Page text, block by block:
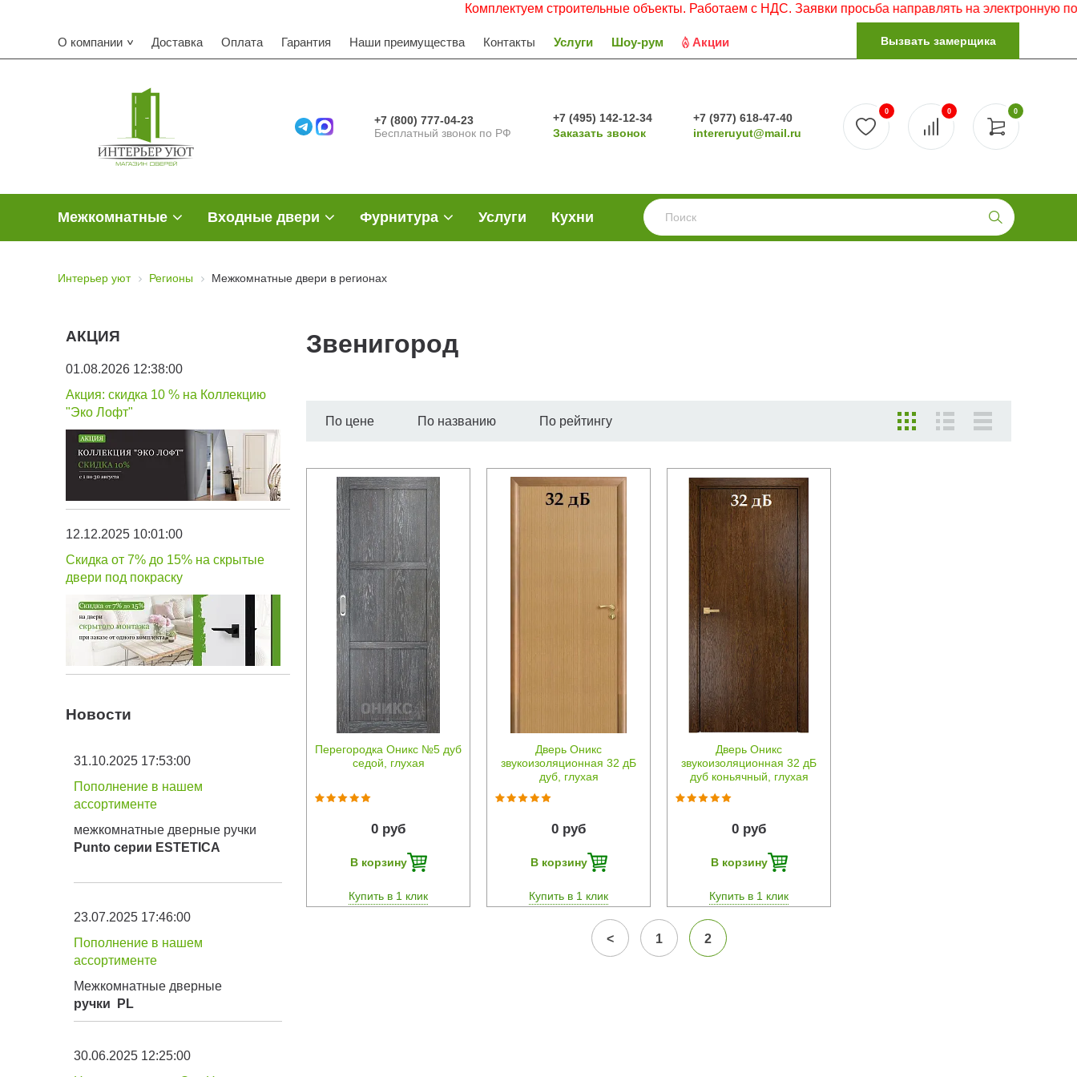
Комплектуем строительные объекты. Работаем с НДС. Заявки просьба направлять на электронную почту.
О компании Доставка Оплата Гарантия Наши преимущества Контакты Услуги Шоу-рум Акции Вызвать замерщика
+7 (800) 777-04-23
Бесплатный звонок по РФ
+7 (495) 142-12-34
Заказать звонок
+7 (977) 618-47-40
intereruyut@mail.ru
0
0 0
Межкомнатные Входные двери Фурнитура Услуги Кухни
Интерьер уют Регионы Межкомнатные двери в регионах
АКЦИЯ
01.08.2026 12:38:00
Акция: скидка 10 % на Коллекцию
"Эко Лофт"
12.12.2025 10:01:00
Скидка от 7% до 15% на скрытые
двери под покраску
Новости
31.10.2025 17:53:00
Пополнение в нашем
ассортименте
межкомнатные дверные ручки
Punto серии ESTETICA
23.07.2025 17:46:00
Пополнение в нашем
ассортименте
Межкомнатные дверные
ручки
PL
30.06.2025 12:25:00
Звенигород
По цене По названию По рейтингу
Перегородка Оникс №5 дуб
седой, глухая
Быстрый просмотр
0 руб
В корзину
Купить в 1 клик
Дверь Оникс
звукоизоляционная 32 дБ
дуб, глухая
0 руб
В корзину
Купить в 1 клик
Дверь Оникс
звукоизоляционная 32 дБ
дуб коньячный, глухая
Быстрый просмотр
0 руб
В корзину
Купить в 1 клик
< 1 2